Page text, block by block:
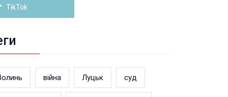
TikTok
війна Луцьк суд